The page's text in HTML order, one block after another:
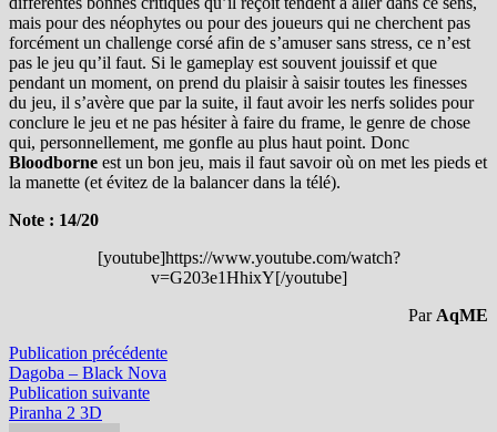
mais pour des néophytes ou pour des joueurs qui ne cherchent pas
forcément un challenge corsé afin de s’amuser sans stress, ce n’est
pas le jeu qu’il faut. Si le gameplay est souvent jouissif et que
pendant un moment, on prend du plaisir à saisir toutes les finesses
du jeu, il s’avère que par la suite, il faut avoir les nerfs solides pour
conclure le jeu et ne pas hésiter à faire du frame, le genre de chose
qui, personnellement, me gonfle au plus haut point. Donc
Bloodborne est un bon jeu, mais il faut savoir où on met les pieds et
la manette (et évitez de la balancer dans la télé).
Note : 14/20
[youtube]https://www.youtube.com/watch?
v=G203e1HhixY[/youtube]
Par AqME
Navigation
de
l’article
Publication précédentePublication
Dagoba – Black Nova
Publication suivantePublication
Piranha 2 3D